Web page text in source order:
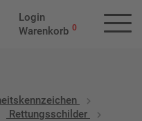
Login
Warenkorb 0
Rettungsschilder